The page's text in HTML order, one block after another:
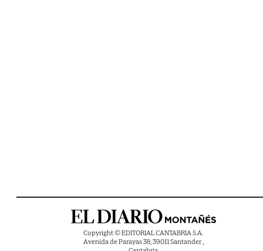
Copyright © EDITORIAL CANTABRIA S.A.
Avenida de Parayas 38, 39011 Santander ,